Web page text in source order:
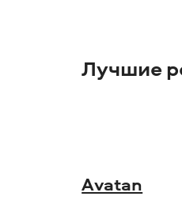
Лучшие
Avatan